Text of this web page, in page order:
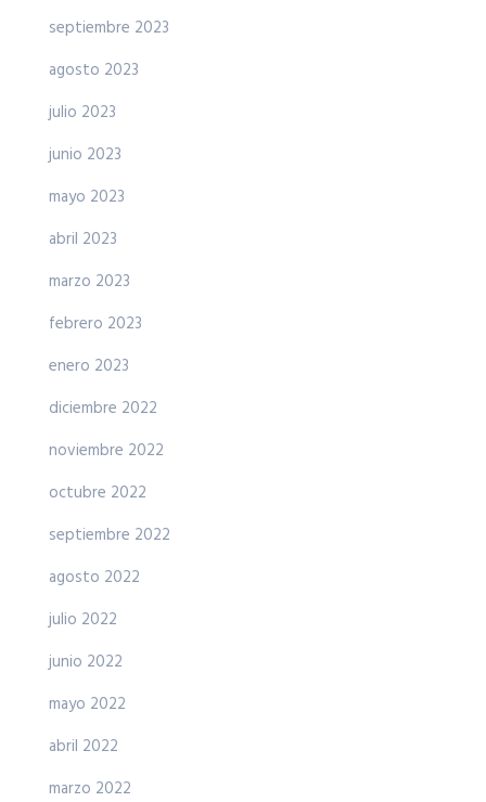
septiembre 2023
agosto 2023
julio 2023
junio 2023
mayo 2023
abril 2023
marzo 2023
febrero 2023
enero 2023
diciembre 2022
noviembre 2022
octubre 2022
septiembre 2022
agosto 2022
julio 2022
junio 2022
mayo 2022
abril 2022
marzo 2022